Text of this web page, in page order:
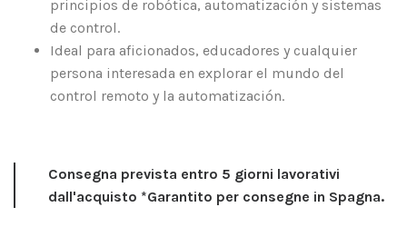
principios de robótica, automatización y sistemas
de control.
Ideal para aficionados, educadores y cualquier
persona interesada en explorar el mundo del
control remoto y la automatización.
Consegna prevista entro 5 giorni lavorativi
dall'acquisto *Garantito per consegne in Spagna.